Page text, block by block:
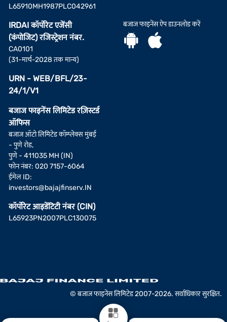
L65910MH1987PLC042961
IRDAI कॉर्पोरेट एजेंसी
(कंपोजिट) रजिस्ट्रेशन नंबर.
CA0101
(31-मार्च-2028 तक मान्य)
URN - WEB/BFL/23-
24/1/V1
बजाज फाइनेंस लिमिटेड रज़िस्टर्ड
ऑफिस
बजाज ऑटो लिमिटेड कॉम्प्लेक्स मुंबई
- पुणे रोड,
पुणे - 411035 MH (IN)
फोन नंबर: 020 7157-6064
ईमेल ID:
investors@bajajfinserv.IN
कॉर्पोरेट आइडेंटिटी नंबर (CIN)
L65923PN2007PLC130075
बजाज फाइनेंस ऐप डाउनलोड करें
© बजाज फाइनेंस लिमिटेड 2007-2026. सर्वाधिकार सुरक्षित.